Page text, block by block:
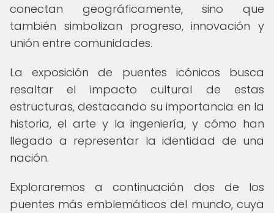
conectan geográficamente, sino que
también simbolizan progreso, innovación y
unión entre comunidades.
La exposición de puentes icónicos busca
resaltar el impacto cultural de estas
estructuras, destacando su importancia en la
historia, el arte y la ingeniería, y cómo han
llegado a representar la identidad de una
nación.
Exploraremos a continuación dos de los
puentes más emblemáticos del mundo, cuya